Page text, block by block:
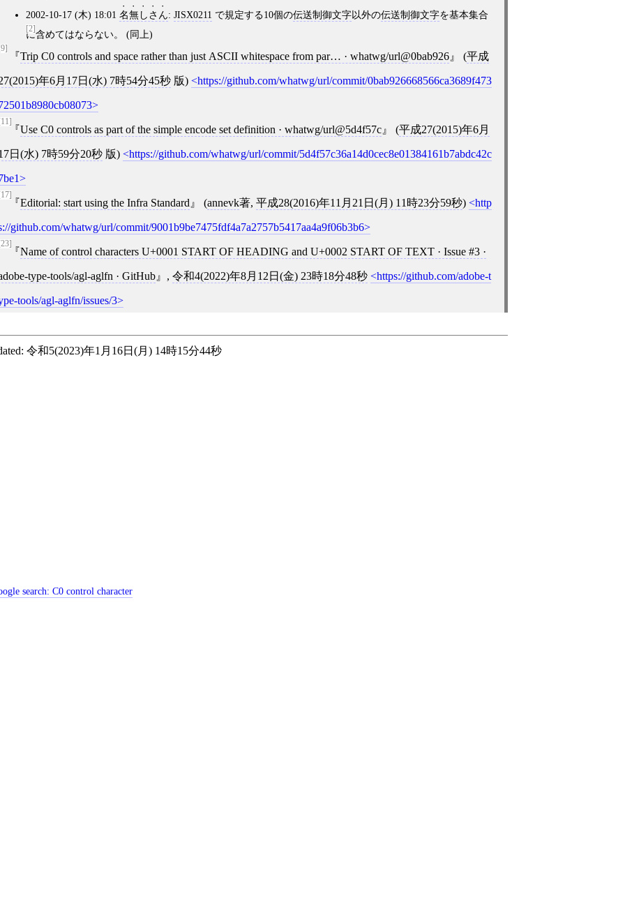
[2]
2002-10-17 (木) 18:01 名無しさん: JISX0211 で規定する10個の伝送制御文字以外の伝送制御文字を基本集合
に含めてはならない。 (同上)
Trip C0 controls and space rather than just ASCII whitespace from par… · whatwg/url@0bab926 (平成
年6月17日(水) 7時54分45秒版) https://github.com/whatwg/url/commit/0bab926668566ca3689f473
Use C0 controls as part of the simple encode set definition · whatwg/url@5d4f57c (平成27(2015)年6月
日(水) 7時59分20秒版) https://github.com/whatwg/url/commit/5d4f57c36a14d0cec8e01384161b7abdc42c
Editorial: start using the Infra Standard (annevk著, 平成28(2016)年11月21日(月) 11時23分59秒) http
github.com/whatwg/url/commit/9001b9be7475fdf4a7a2757b5417aa4a9f06b3b6
Name of control characters U+0001 START OF HEADING and U+0002 START OF TEXT · Issue #3 ·
type-tools/agl-aglfn · GitHub , 令和4(2022)年8月12日(金) 23時18分48秒 https://github.com/adobe-t
tools/agl-aglfn/issues/3
令和5(2023)年1月16日(月) 14時15分44秒
search:C0 control character